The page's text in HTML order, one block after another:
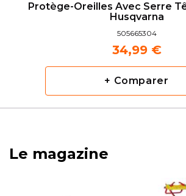
Protège-Oreilles Avec Serre
Husqvarna
505665304
34,99 €
+ Comparer
Le magazine